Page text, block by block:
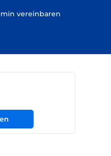
vereinbaren